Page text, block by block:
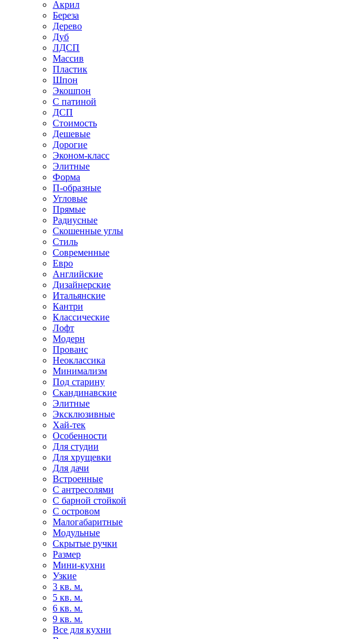
Акрил
Береза
Дерево
Дуб
ЛДСП
Массив
Пластик
Шпон
Экошпон
С патиной
ДСП
Стоимость
Дешевые
Дорогие
Эконом-класс
Элитные
Форма
П-образные
Угловые
Прямые
Радиусные
Скошенные углы
Стиль
Современные
Евро
Английские
Дизайнерские
Итальянские
Кантри
Классические
Лофт
Модерн
Прованс
Неоклассика
Минимализм
Под старину
Скандинавские
Элитные
Эксклюзивные
Хай-тек
Особенности
Для студии
Для хрущевки
Для дачи
Встроенные
С антресолями
С барной стойкой
С островом
Малогабаритные
Модульные
Скрытые ручки
Размер
Мини-кухни
Узкие
3 кв. м.
5 кв. м.
6 кв. м.
9 кв. м.
Все для кухни